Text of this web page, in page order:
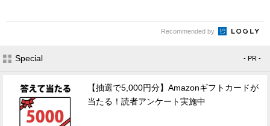
Recommended by
Special - PR -
【抽選で5,000円分】Amazonギフトカードが
当たる！読者アンケート実施中